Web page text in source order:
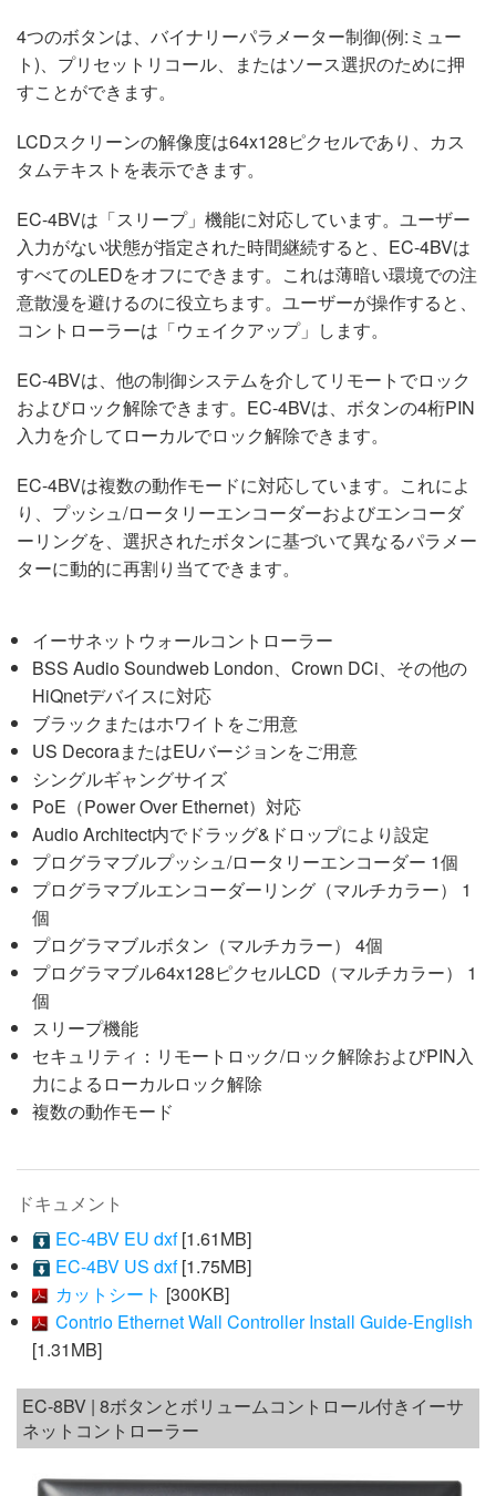
4つのボタンは、バイナリーパラメーター制御(例:ミュー
ト)、プリセットリコール、またはソース選択のために押
すことができます。
LCDスクリーンの解像度は64x128ピクセルであり、カス
タムテキストを表示できます。
EC-4BVは「スリープ」機能に対応しています。ユーザー
入力がない状態が指定された時間継続すると、EC-4BVは
すべてのLEDをオフにできます。これは薄暗い環境での注
意散漫を避けるのに役立ちます。ユーザーが操作すると、
コントローラーは「ウェイクアップ」します。
EC-4BVは、他の制御システムを介してリモートでロック
およびロック解除できます。EC-4BVは、ボタンの4桁PIN
入力を介してローカルでロック解除できます。
EC-4BVは複数の動作モードに対応しています。これによ
り、プッシュ/ロータリーエンコーダーおよびエンコーダ
ーリングを、選択されたボタンに基づいて異なるパラメー
ターに動的に再割り当てできます。
イーサネットウォールコントローラー
BSS Audio Soundweb London、Crown DCi、その他の
HiQnetデバイスに対応
ブラックまたはホワイトをご用意
US DecoraまたはEUバージョンをご用意
シングルギャングサイズ
PoE（Power Over Ethernet）対応
Audio Architect内でドラッグ&ドロップにより設定
プログラマブルプッシュ/ロータリーエンコーダー 1個
プログラマブルエンコーダーリング（マルチカラー） 1
個
プログラマブルボタン（マルチカラー） 4個
プログラマブル64x128ピクセルLCD（マルチカラー） 1
個
スリープ機能
セキュリティ：リモートロック/ロック解除およびPIN入
力によるローカルロック解除
複数の動作モード
ドキュメント
EC-4BV EU dxf[1.61MB]
EC-4BV US dxf[1.75MB]
カットシート [300KB]
Contrio Ethernet Wall Controller Install Guide-English
[1.31MB]
EC-8BV | 8ボタンとボリュームコントロール付きイーサ
ネットコントローラー